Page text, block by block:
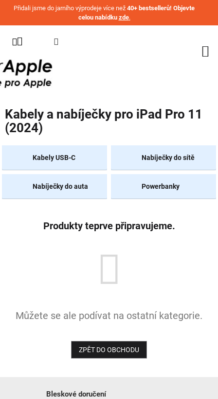
Přejít na obsah
Přidali jsme do jarního výprodeje více než 40+ bestsellerů! Objevte
celou nabídku zde.
IPHONE
MACBOOK
AIRPODS
AIRTAG
OSTATNÍ
ZNAČKY
%
Kabely a nabíječky pro iPad Pro 11
(2024)
Kabely USB-C Nabíječky do sítě
Nabíječky do auta Powerbanky
Produkty teprve připravujeme.
Můžete se ale podívat na ostatní kategorie.
ZPĚT DO OBCHODU
Bleskové doručení